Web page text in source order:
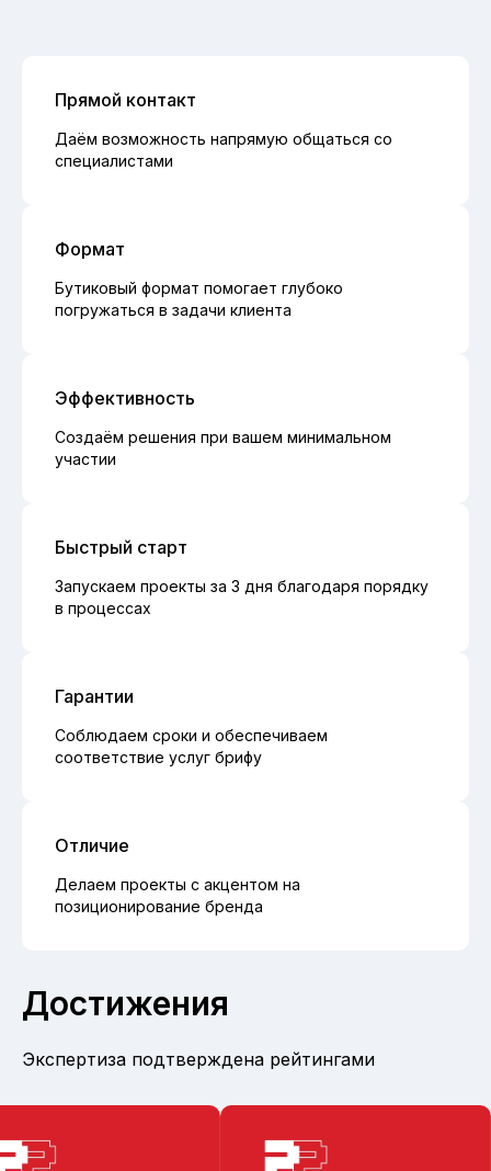
Прямой контакт
Даём возможность напрямую общаться со
специалистами
Формат
Бутиковый формат помогает глубоко
погружаться в задачи клиента
Эффективность
Создаём решения при вашем минимальном
участии
Быстрый старт
Запускаем проекты за 3 дня благодаря порядку
в процессах
Гарантии
Соблюдаем сроки и обеспечиваем
соответствие услуг брифу
Отличие
Делаем проекты с акцентом на
позиционирование бренда
Достижения
Экспертиза подтверждена рейтингами